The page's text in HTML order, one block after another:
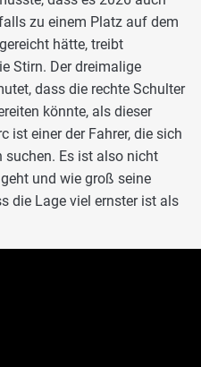
zu einem Platz auf dem
hätte, treibt
Stirn. Der dreimalige
dass die rechte Schulter
könnte, als dieser
ist einer der Fahrer, die sich
suchen. Es ist also nicht
und wie groß seine
die Lage viel ernster ist als